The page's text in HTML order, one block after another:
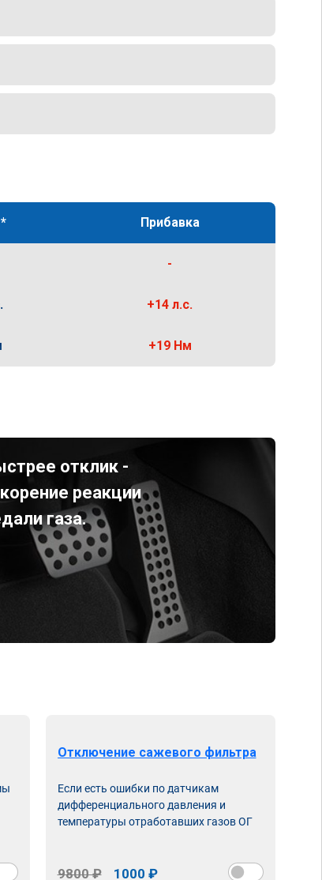
Прибавка
-
+14 л.с.
+19 Нм
отклик -
реакции
газа.
Отключение сажевого фильтра
Если есть ошибки по датчикам
дифференциального давления и
температуры отработавших газов ОГ
9800 ₽ 1000 ₽